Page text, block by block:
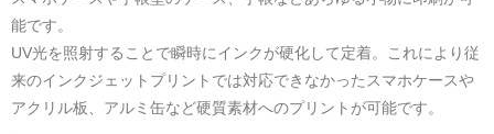
能です。
UV光を照射することで瞬時にインクが硬化して定着。これにより従
来のインクジェットプリントでは対応できなかったスマホケースや
アクリル板、アルミ缶など硬質素材へのプリントが可能です。